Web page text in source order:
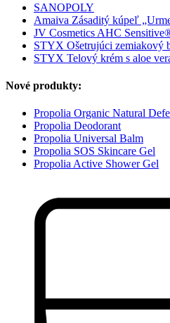
SANOPOLY
Amaiva Zásaditý kúpeľ
JV Cosmetics AHC
STYX Ošetrujúci zemiakový
STYX Telový krém s aloe
Nové produkty:
Propolia Organic Natural
Propolia Deodorant
Propolia Universal Balm
Propolia SOS Skincare Gel
Propolia Active Shower Gel